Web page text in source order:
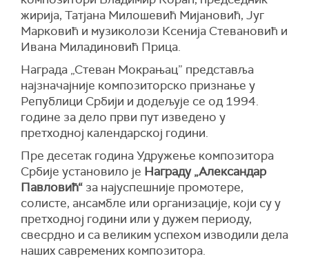
жирија, Татјана Милошевић Мијановић, Југ
Марковић и музиколози Ксенија Стевановић и
Ивана Миладиновић Прица.
Награда „Стеван Мокрањац” представља
најзначајније композиторско признање у
Републици Србији и додељује се од 1994.
године за дело први пут изведено у
претходној календарској години.
Пре десетак година Удружење композитора
Србије установило је Награду „Александар
Павловић“ за најуспешније промотере,
солисте, ансамбле или организације, који су у
претходној години или у дужем периоду,
свесрдно и са великим успехом изводили дела
наших савремених композитора.